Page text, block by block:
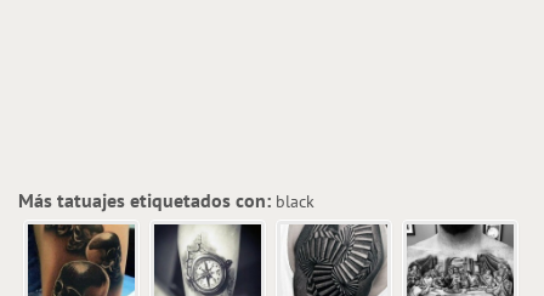
Más tatuajes etiquetados con: black